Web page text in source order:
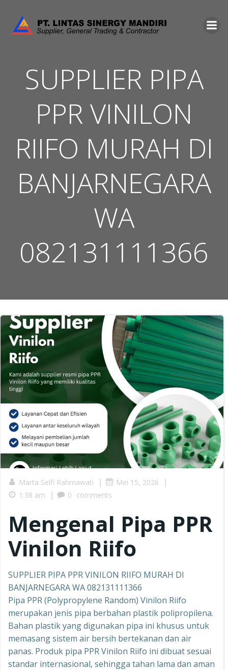
to
content
SUPPLIER PIPA
PPR VINILON
RIIFO MURAH DI
BANJARNEGARA
WA
082131111366
Marta Selfi Rahmawati | Mei 15, 2026 |
1:38 am | 0 comments
Mengenal Pipa PPR
Vinilon Riifo
SUPPLIER PIPA PPR VINILON RIIFO MURAH DI
BANJARNEGARA WA 082131111366
Pipa PPR (Polypropylene Random) Vinilon Riifo
merupakan jenis pipa berbahan plastik polipropilena.
Bahan plastik yang digunakan pipa ini khusus untuk
memasang sistem air bersih bertekanan dan air
panas. Produk pipa PPR Vinilon Riifo ini dibuat sesuai
standar internasional, sehingga tahan lama dan aman